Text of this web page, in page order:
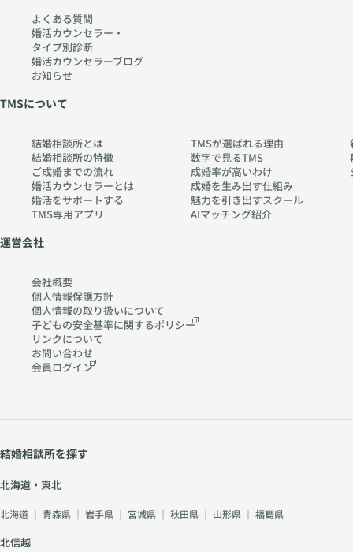
よくある質問
婚活カウンセラー・
タイプ別診断
婚活カウンセラーブログ
お知らせ
TMSについて
結婚相談所とは
結婚相談所の特徴
ご成婚までの流れ
婚活カウンセラーとは
婚活をサポートする
TMS専用アプリ
TMSが選ばれる理由
数字で見るTMS
成婚率が高いわけ
成婚を生み出す仕組み
魅力を引き出すスクール
AIマッチング紹介
運営会社
会社概要
個人情報保護方針
個人情報の取り扱いについて
子どもの安全基準に関するポリシー
リンクについて
お問い合わせ
会員ログイン
結婚相談所を探す
北海道・東北
北海道 ｜ 青森県 ｜ 岩手県 ｜ 宮城県 ｜ 秋田県 ｜ 山形県 ｜ 福島県
北信越